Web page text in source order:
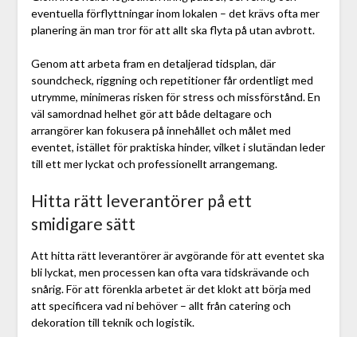
eventuella förflyttningar inom lokalen – det krävs ofta mer
planering än man tror för att allt ska flyta på utan avbrott.
Genom att arbeta fram en detaljerad tidsplan, där
soundcheck, riggning och repetitioner får ordentligt med
utrymme, minimeras risken för stress och missförstånd. En
väl samordnad helhet gör att både deltagare och
arrangörer kan fokusera på innehållet och målet med
eventet, istället för praktiska hinder, vilket i slutändan leder
till ett mer lyckat och professionellt arrangemang.
Hitta rätt leverantörer på ett
smidigare sätt
Att hitta rätt leverantörer är avgörande för att eventet ska
bli lyckat, men processen kan ofta vara tidskrävande och
snårig. För att förenkla arbetet är det klokt att börja med
att specificera vad ni behöver – allt från catering och
dekoration till teknik och logistik.